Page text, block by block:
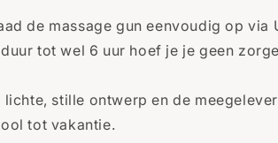
de massage gun eenvoudig op
tot wel 6 uur hoef je je geen
lichte, stille ontwerp en de
tot vakantie.